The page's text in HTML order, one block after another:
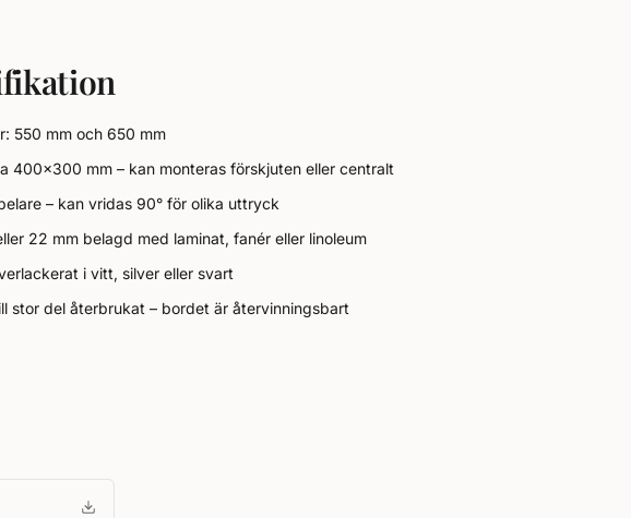
550 mm och 650 mm
400×300 mm – kan monteras förskjuten eller centralt
– kan vridas 90° för olika uttryck
22 mm belagd med laminat, fanér eller linoleum
i vitt, silver eller svart
stor del återbrukat – bordet är återvinningsbart